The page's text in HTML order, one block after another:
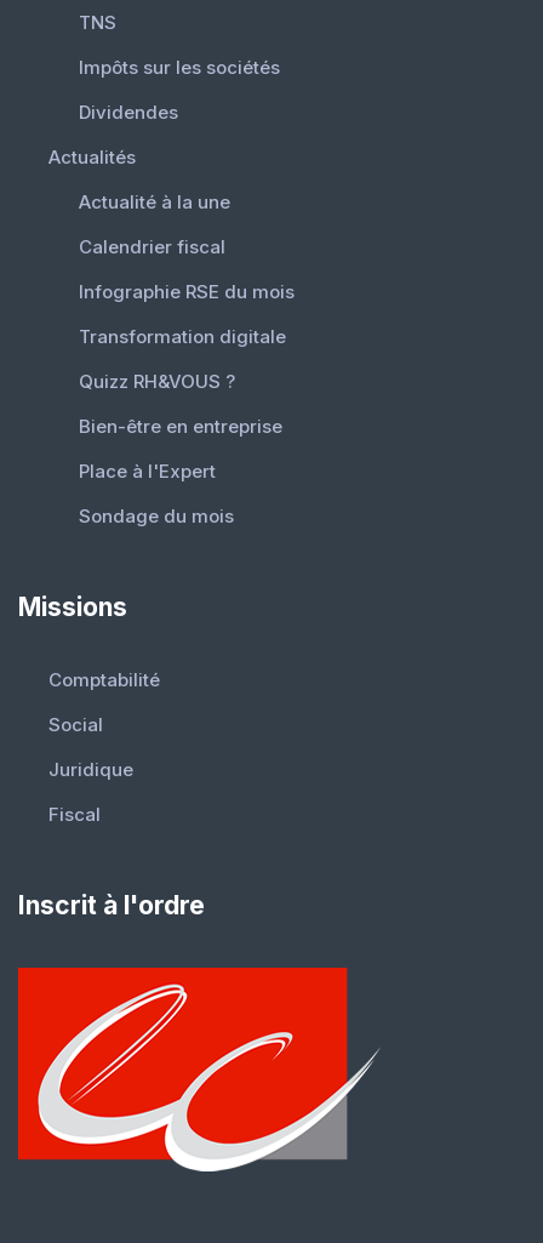
TNS
Impôts sur les sociétés
Dividendes
Actualités
Actualité à la une
Calendrier fiscal
Infographie RSE du mois
Transformation digitale
Quizz RH&VOUS ?
Bien-être en entreprise
Place à l'Expert
Sondage du mois
Missions
Comptabilité
Social
Juridique
Fiscal
Inscrit à l'ordre